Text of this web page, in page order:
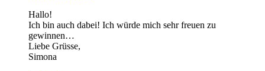
Hallo!
Ich bin auch dabei! Ich würde mich sehr freuen zu
gewinnen…
Liebe Grüsse,
Simona